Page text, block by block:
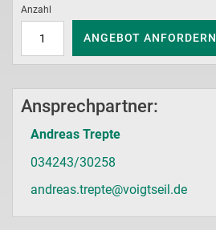
Anzahl
ANGEBOT ANFORDERN
Ansprechpartner:
Andreas Trepte
034243/30258
andreas.trepte@voigtseil.de